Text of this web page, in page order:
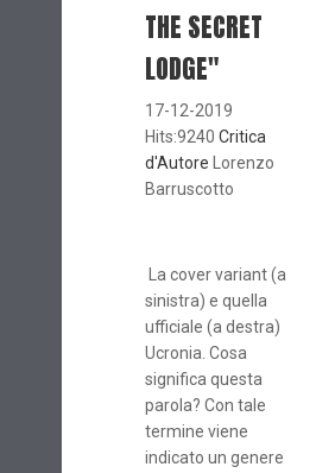
THE SECRET
LODGE"
17-12-2019
Hits:9240 Critica
d'Autore Lorenzo
Barruscotto
La cover variant (a
sinistra) e quella
ufficiale (a destra)
Ucronia. Cosa
significa questa
parola? Con tale
termine viene
indicato un genere